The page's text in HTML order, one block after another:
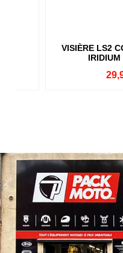
VISIÈRE LS2